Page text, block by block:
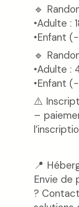
🔹
•Adulte :
•Enfant
🔹
•Adulte :
•Enfant
⚠️
–
📍
Envie de
?